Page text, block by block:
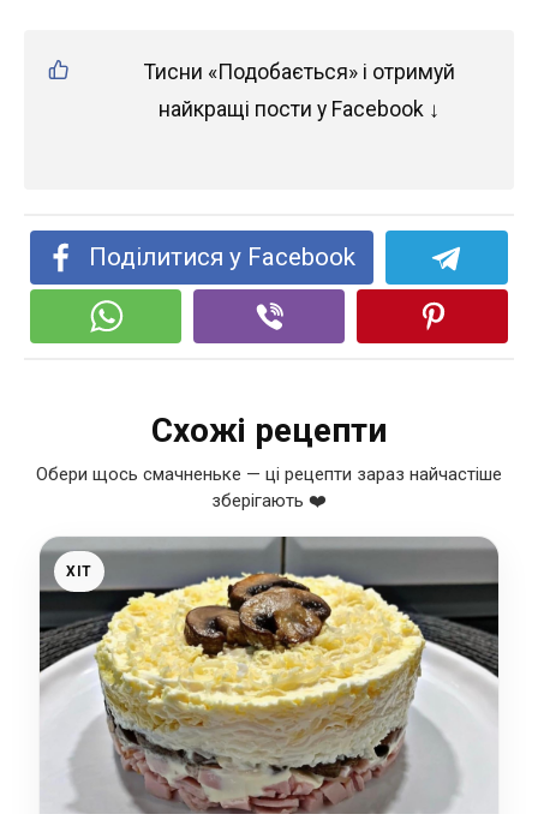
Тисни «Подобається» і отримуй
найкращі пости у Facebook ↓
Поділитися у Facebook
Схожі рецепти
Обери щось смачненьке — ці рецепти зараз найчастіше
зберігають ❤️
ХІТ